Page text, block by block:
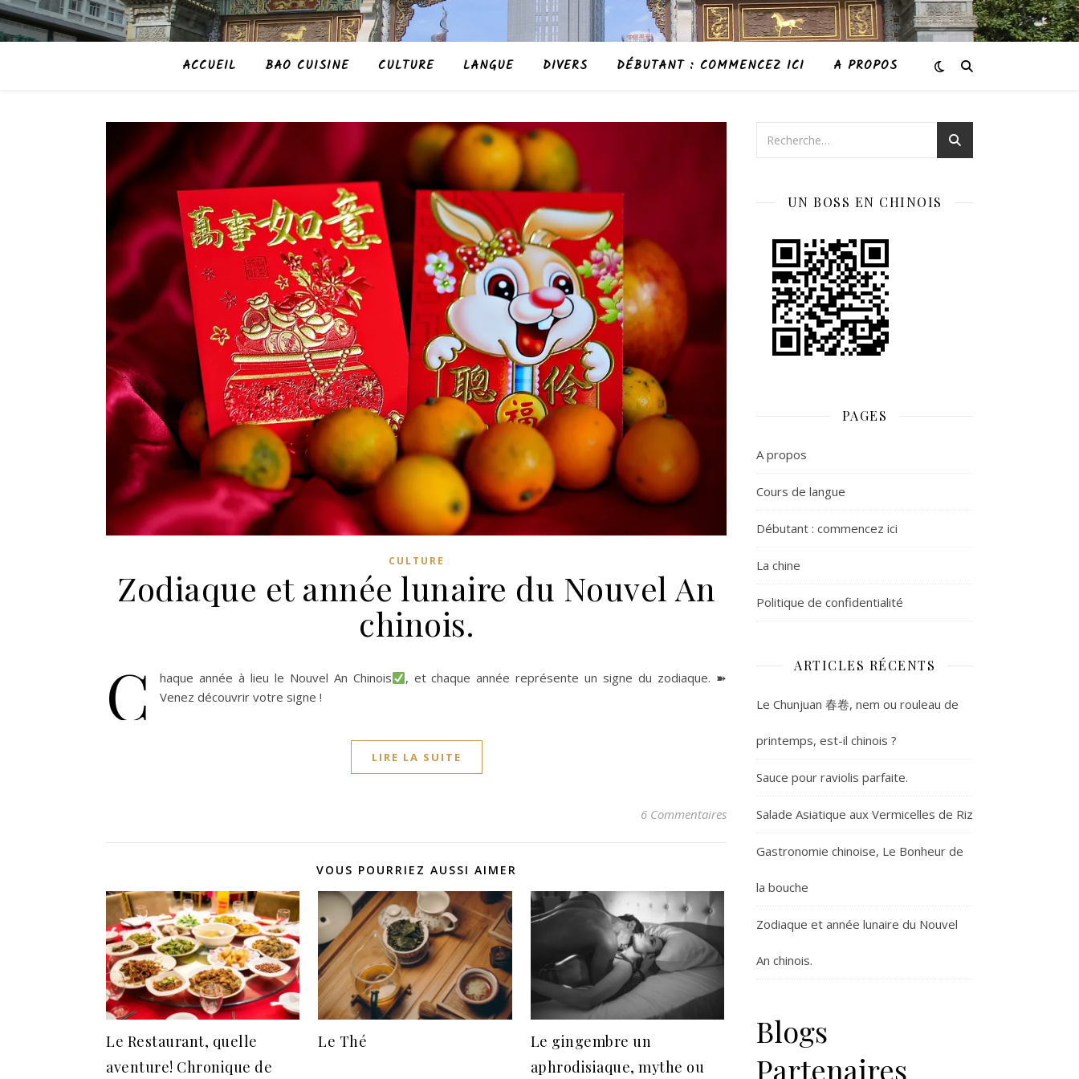
ACCUEIL BAO CUISINE CULTURE LANGUE DIVERS DÉBUTANT : COMMENCEZ ICI A PROPOS
CULTURE
Zodiaque et année lunaire du Nouvel An
chinois.
C haque année à lieu le Nouvel An Chinois
, et chaque année représente un signe du zodiaque. ➽
Venez découvrir votre signe !
LIRE LA SUITE
6 Commentaires
VOUS POURRIEZ AUSSI AIMER
Le Restaurant, quelle
aventure! Chronique de
Le Thé
Le gingembre un
aphrodisiaque, mythe ou
UN BOSS EN CHINOIS
PAGES
A propos
Cours de langue
Débutant : commencez ici
La chine
Politique de confidentialité
ARTICLES RÉCENTS
Le Chunjuan 春卷, nem ou rouleau de
printemps, est-il chinois ?
Sauce pour raviolis parfaite.
Salade Asiatique aux Vermicelles de Riz
Gastronomie chinoise, Le Bonheur de
la bouche
Zodiaque et année lunaire du Nouvel
An chinois.
Blogs
Partenaires